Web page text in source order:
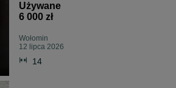
Używane
6 000 zł
Wołomin
12 lipca 2026
14